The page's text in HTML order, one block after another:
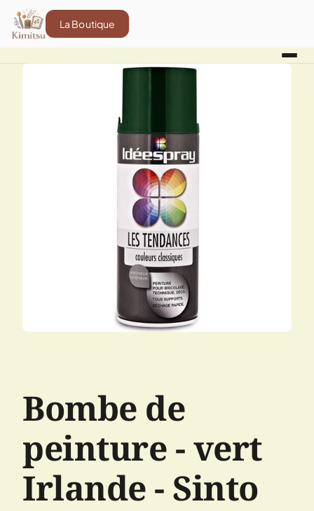
La Boutique
Bombe de
peinture - vert
Irlande - Sinto